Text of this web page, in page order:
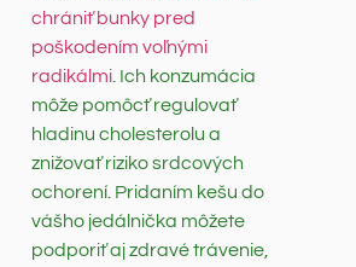
chrániť bunky pred
poškodením voľnými
radikálmi . Ich konzumácia
môže pomôcť regulovať
hladinu cholesterolu a
znižovať riziko srdcových
ochorení. Pridaním kešu do
vášho jedálnička môžete
podporiť aj zdravé trávenie,